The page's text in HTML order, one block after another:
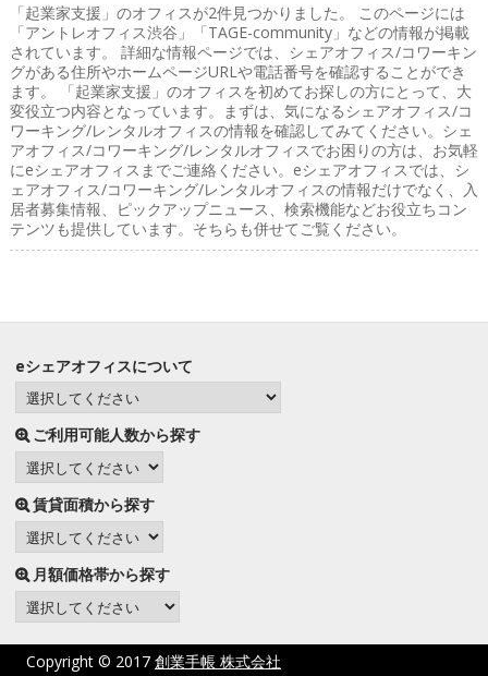
「起業家支援」のオフィスが2件見つかりました。 このページには
「アントレオフィス渋谷」「TAGE-community」などの情報が掲載
されています。 詳細な情報ページでは、シェアオフィス/コワーキン
グがある住所やホームページURLや電話番号を確認することができ
ます。 「起業家支援」のオフィスを初めてお探しの方にとって、大
変役立つ内容となっています。まずは、気になるシェアオフィス/コ
ワーキング/レンタルオフィスの情報を確認してみてください。シェ
アオフィス/コワーキング/レンタルオフィスでお困りの方は、お気軽
にeシェアオフィスまでご連絡ください。eシェアオフィスでは、シ
ェアオフィス/コワーキング/レンタルオフィスの情報だけでなく、入
居者募集情報、ピックアップニュース、検索機能などお役立ちコン
テンツも提供しています。そちらも併せてご覧ください。
eシェアオフィスについて
ご利用可能人数から探す
賃貸面積から探す
月額価格帯から探す
Copyright © 2017 創業手帳 株式会社